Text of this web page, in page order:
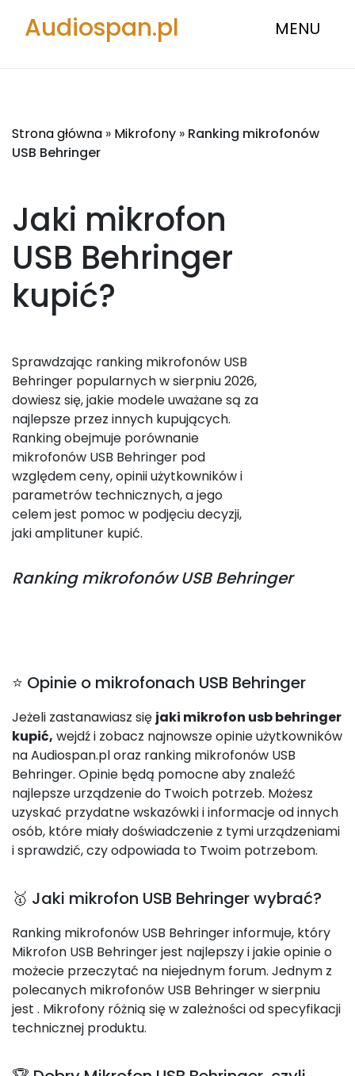
Audiospan.pl MENU
Strona główna » Mikrofony » Ranking mikrofonów
USB Behringer
Jaki mikrofon
USB Behringer
kupić?
Sprawdzając ranking mikrofonów USB
Behringer popularnych w sierpniu 2026,
dowiesz się, jakie modele uważane są za
najlepsze przez innych kupujących.
Ranking obejmuje porównanie
mikrofonów USB Behringer pod
względem ceny, opinii użytkowników i
parametrów technicznych, a jego
celem jest pomoc w podjęciu decyzji,
jaki amplituner kupić.
Rankingmikrofonów USB Behringer
⭐ Opinie o mikrofonach USB Behringer
Jeżeli zastanawiasz się jaki mikrofon usb behringer
kupić, wejdź i zobacz najnowsze opinie użytkowników
na Audiospan.pl oraz ranking mikrofonów USB
Behringer. Opinie będą pomocne aby znaleźć
najlepsze urządzenie do Twoich potrzeb. Możesz
uzyskać przydatne wskazówki i informacje od innych
osób, które miały doświadczenie z tymi urządzeniami
i sprawdzić, czy odpowiada to Twoim potrzebom.
🥇 Jaki mikrofon USB Behringer wybrać?
Ranking mikrofonów USB Behringer informuje, który
Mikrofon USB Behringer jest najlepszy i jakie opinie o
możecie przeczytać na niejednym forum. Jednym z
polecanych mikrofonów USB Behringer w sierpniu
jest . Mikrofony różnią się w zależności od specyfikacji
technicznej produktu.